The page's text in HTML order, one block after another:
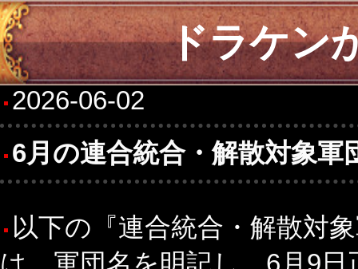
ドラケン
2026-06-02
6月の連合統合・解散対象軍
以下の『連合統合・解散対
は、軍団名を明記し、6月9